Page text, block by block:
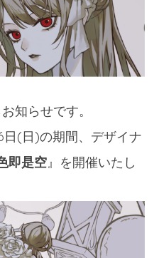
知らせです。
(日)の期間、デザイナ
即是空』を開催いたし